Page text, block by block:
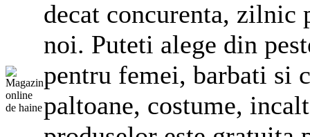
decat concurenta, zilnic
noi. Puteti alege din
pentru femei, barbati si
paltoane, costume,